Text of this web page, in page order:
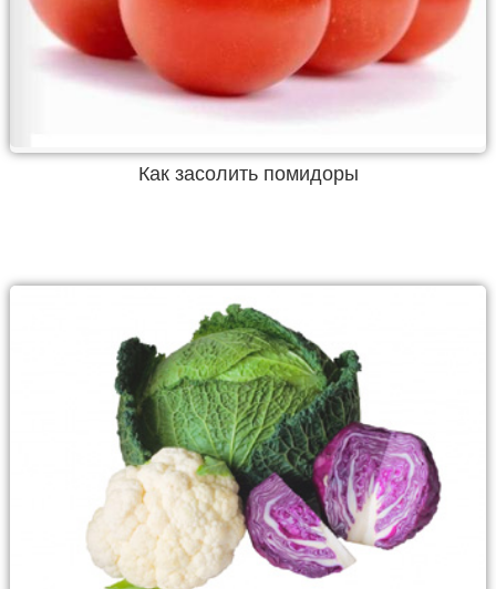
Как засолить помидоры